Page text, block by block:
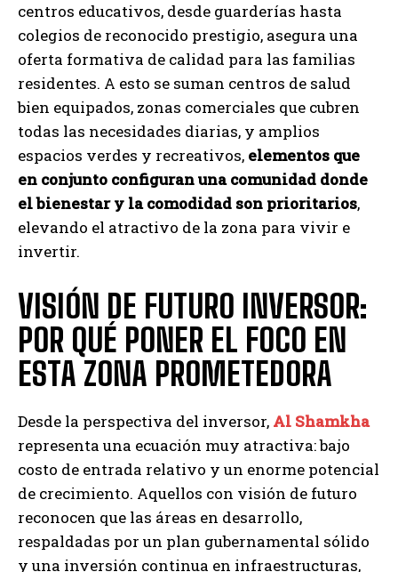
centros educativos, desde guarderías hasta
colegios de reconocido prestigio, asegura una
oferta formativa de calidad para las familias
residentes. A esto se suman centros de salud
bien equipados, zonas comerciales que cubren
todas las necesidades diarias, y amplios
espacios verdes y recreativos, elementos que
en conjunto configuran una comunidad donde
el bienestar y la comodidad son prioritarios,
elevando el atractivo de la zona para vivir e
invertir.
VISIÓN DE FUTURO INVERSOR:
POR QUÉ PONER EL FOCO EN
ESTA ZONA PROMETEDORA
Desde la perspectiva del inversor, Al Shamkha
representa una ecuación muy atractiva: bajo
costo de entrada relativo y un enorme potencial
de crecimiento. Aquellos con visión de futuro
reconocen que las áreas en desarrollo,
respaldadas por un plan gubernamental sólido
y una inversión continua en infraestructuras,